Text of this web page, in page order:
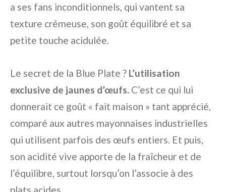
a ses fans inconditionnels, qui vantent sa
texture crémeuse, son goût équilibré et sa
petite touche acidulée.
Le secret de la Blue Plate ? L’utilisation
exclusive de jaunes d’œufs. C’est ce qui lui
donnerait ce goût « fait maison » tant apprécié,
comparé aux autres mayonnaises industrielles
qui utilisent parfois des œufs entiers. Et puis,
son acidité vive apporte de la fraîcheur et de
l’équilibre, surtout lorsqu’on l’associe à des
plats acides.